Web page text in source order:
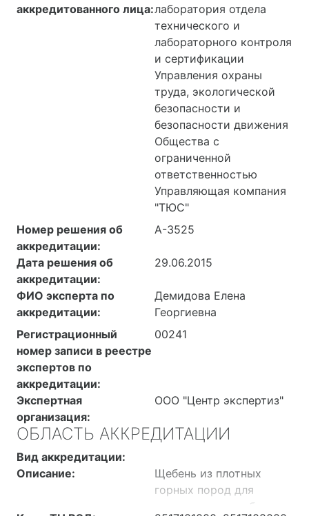
аккредитованного лица:лаборатория отдела
технического и
лабораторного контроля
и сертификации
Управления охраны
труда, экологической
безопасности и
безопасности движения
Общества с
ограниченной
ответственностью
Управляющая компания
"ТЮС"
Номер решения об
аккредитации:
А-3525
Дата решения об
аккредитации:
29.06.2015
ФИО эксперта по
аккредитации:
Демидова Елена
Георгиевна
Регистрационный
номер записи в реестре
экспертов по
аккредитации:
00241
Экспертная
организация:
ООО "Центр экспертиз"
ОБЛАСТЬ АККРЕДИТАЦИИ
Вид аккредитации:
Описание:
Щебень из плотных
горных пород для
строительных работ,